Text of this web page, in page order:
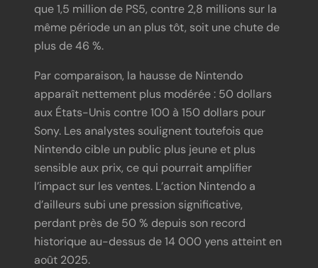
que 1,5 million de PS5, contre 2,8 millions sur la
même période un an plus tôt, soit une chute de
plus de 46 %.
Par comparaison, la hausse de Nintendo
apparaît nettement plus modérée : 50 dollars
aux États-Unis contre 100 à 150 dollars pour
Sony. Les analystes soulignent toutefois que
Nintendo cible un public plus jeune et plus
sensible aux prix, ce qui pourrait amplifier
l’impact sur les ventes. L’action Nintendo a
d’ailleurs subi une pression significative,
perdant près de 50 % depuis son record
historique au-dessus de 14 000 yens atteint en
août 2025.